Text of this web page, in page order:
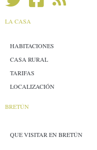
LA CASA
HABITACIONES
CASA RURAL
TARIFAS
LOCALIZACIÓN
BRETÚN
QUE VISITAR EN BRETÚN